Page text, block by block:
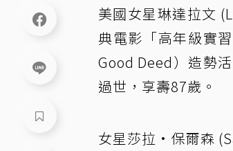
美國女星琳達拉文
典電影「高年級實
Good Deed）造勢
過世，享壽87歲。
女星莎拉·保爾森